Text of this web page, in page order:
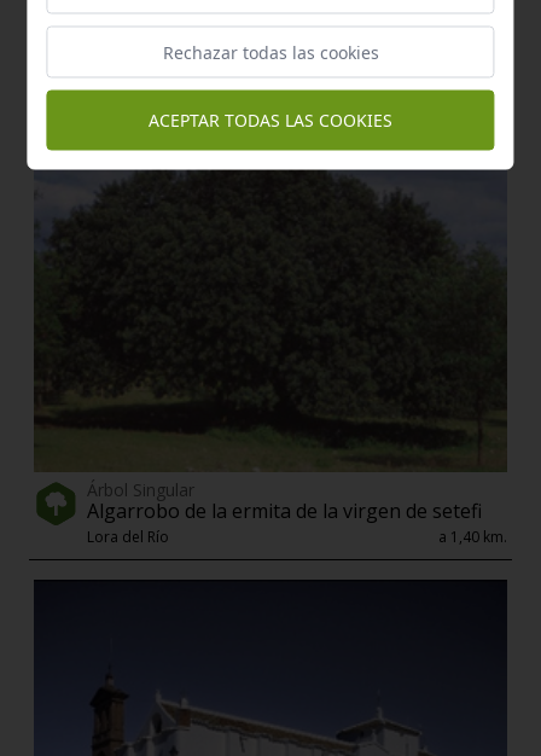
Fuente de setefilla
Lora del Río
Árbol Singular
Algarrobo de la ermita de la virgen de setefi
Lora del Río a 1,40 km.
Rechazar todas las cookies
ACEPTAR TODAS LAS COOKIES